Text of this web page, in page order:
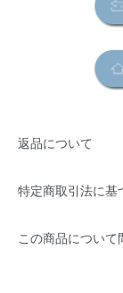
返品について
特定商取引法に基
この商品について